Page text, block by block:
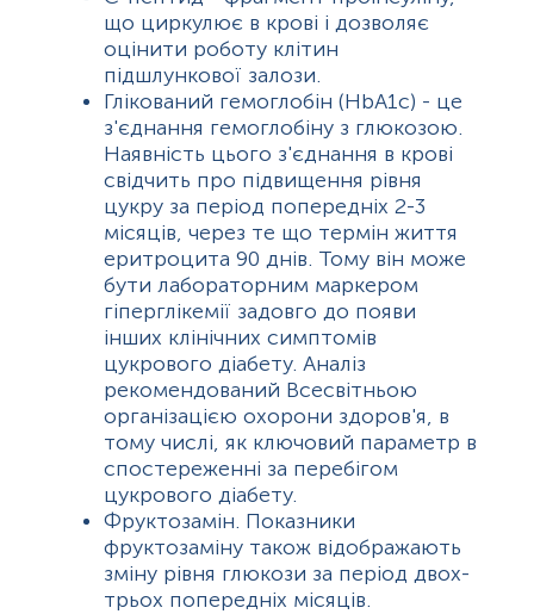
що циркулює в крові і дозволяє
оцінити роботу клітин
підшлункової залози.
Глікований гемоглобін (HbA1с) - це
з'єднання гемоглобіну з глюкозою.
Наявність цього з'єднання в крові
свідчить про підвищення рівня
цукру за період попередніх 2-3
місяців, через те що термін життя
еритроцита 90 днів. Тому він може
бути лабораторним маркером
гіперглікемії задовго до появи
інших клінічних симптомів
цукрового діабету. Аналіз
рекомендований Всесвітньою
організацією охорони здоров'я, в
тому числі, як ключовий параметр в
спостереженні за перебігом
цукрового діабету.
Фруктозамін. Показники
фруктозаміну також відображають
зміну рівня глюкози за період двох-
трьох попередніх місяців.